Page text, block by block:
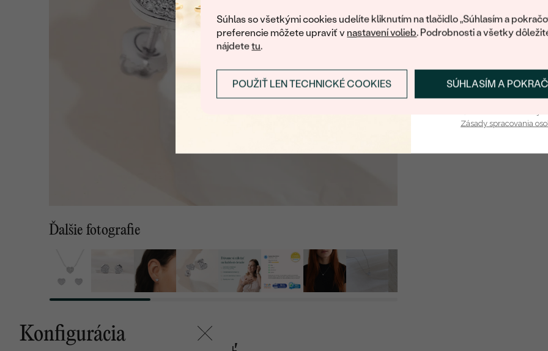
Súhlas so všetkými cookies udelíte kliknutím na tlačidlo „Súhlasím a
preferencie môžete upraviť v nastavení volieb. Podrobnosti a všetky
nájdetetu.
SÚHLASÍM A
POUŽIŤ LEN TECHNICKÉ COOKIES
Ďalšie fotografie
TVAR:
KOV:
PÔVOD KOVU:
CELKOVÁ KARÁTOVÁ
ŠÍRKA:
Konfigurácia
Prihlásiť sa a
Zásady spracovania